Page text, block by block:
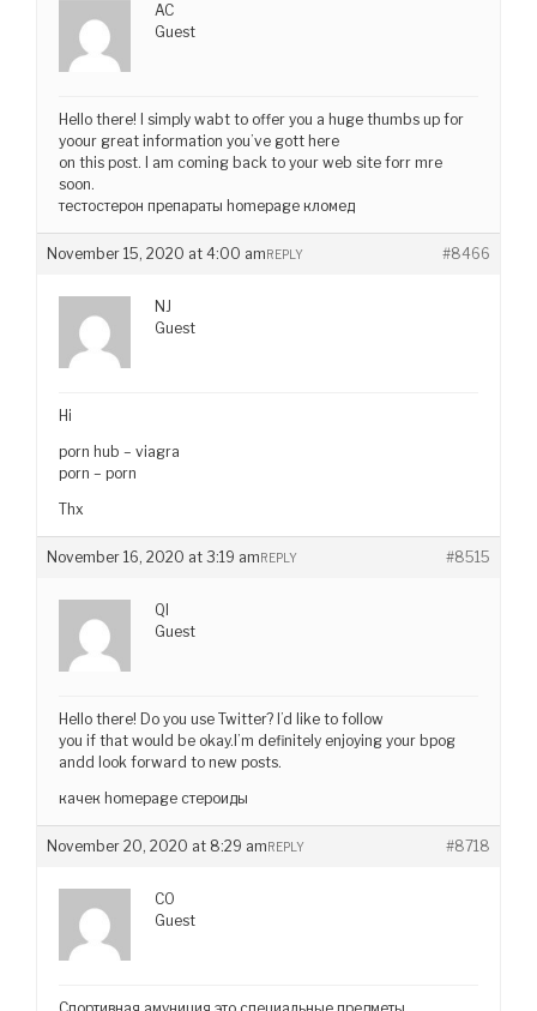
AC
Guest
Hello there! I simply wabt to offer you a huge thumbs up for
yoour great information you’ve gott here
on this post. I am coming back to your web site forr mre
soon.
тестостерон препараты homepage кломед
November 15, 2020 at 4:00 am #8466
REPLY
NJ
Guest
Hi
porn hub – viagra
porn – porn
Thx
November 16, 2020 at 3:19 am #8515
REPLY
QI
Guest
Hello there! Do you use Twitter? I’d like to follow
you if that would be okay.I’m definitely enjoying your bpog
andd look forward to new posts.
качек homepage стероиды
November 20, 2020 at 8:29 am #8718
REPLY
CO
Guest
Спортивная амуниция это специальные предметы,